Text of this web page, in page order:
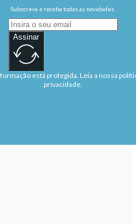
Subscreva e receba todas as novidades.
Assinar
está protegida. Leia a nossa
privacidade.